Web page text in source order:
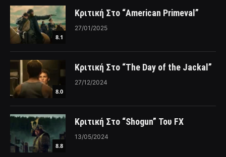
8.1
Κριτική Στο “American Primeval”
27/01/2025
8.0
Κριτική Στο “The Day of the Jackal”
27/12/2024
8.8
Κριτική Στο “Shogun” Του FX
13/05/2024